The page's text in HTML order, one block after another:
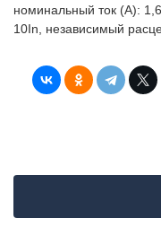
номинальный ток (А):
10In, независимый